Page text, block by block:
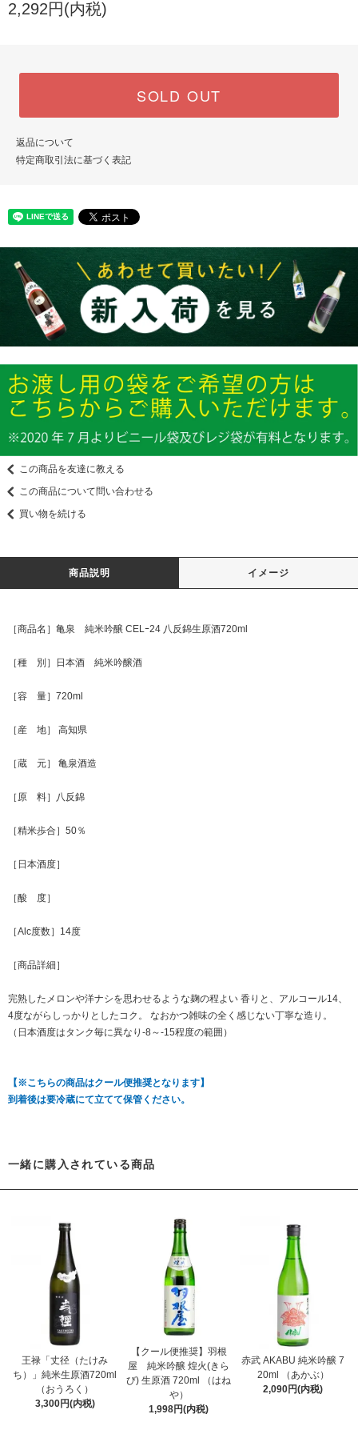
2,292円(内税)
SOLD OUT
返品について
特定商取引法に基づく表記
この商品を友達に教える
この商品について問い合わせる
買い物を続ける
商品説明 イメージ
［商品名］亀泉 純米吟醸 CELｰ24 八反錦生原酒720ml
［種 別］日本酒 純米吟醸酒
［容 量］720ml
［産 地］ 高知県
［蔵 元］ 亀泉酒造
［原 料］八反錦
［精米歩合］50％
［日本酒度］
［酸 度］
［Alc度数］14度
［商品詳細］
完熟したメロンや洋ナシを思わせるような麹の程よい 香りと、アルコール14、
4度ながらしっかりとしたコク。 なおかつ雑味の全く感じない丁寧な造り。
（日本酒度はタンク毎に異なり-8～-15程度の範囲）
【※こちらの商品はクール便推奨となります】
到着後は要冷蔵にて立てて保管ください。
一緒に購入されている商品
王禄「丈径（たけみ
ち）」純米生原酒720ml
（おうろく）
3,300円(内税)
【クール便推奨】羽根
屋 純米吟醸 煌火(きら
び) 生原酒 720ml （はね
や）
1,998円(内税)
赤武 AKABU 純米吟醸 7
20ml （あかぶ）
2,090円(内税)